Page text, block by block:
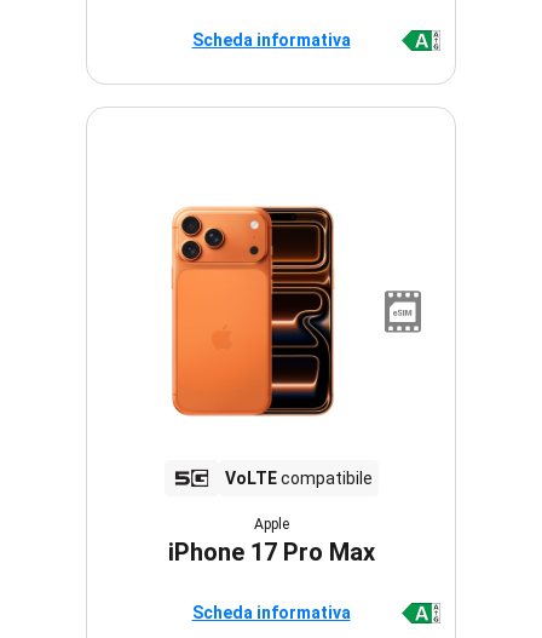
Scheda informativa
VoLTEcompatibile
Apple
iPhone 17 Pro Max
Scheda informativa